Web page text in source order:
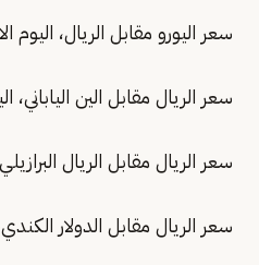
سعر اليورو مقابل الريال، اليوم الاثنين
سعر الريال مقابل الين الياباني، اليوم
سعر الريال مقابل الريال البرازيلي،
سعر الريال مقابل الدولار الكندي، اليوم